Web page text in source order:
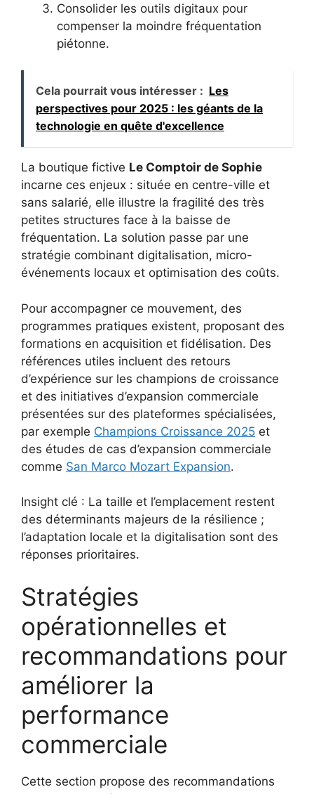
Consolider les outils digitaux pour
compenser la moindre fréquentation
piétonne.
Cela pourrait vous intéresser : Les
perspectives pour 2025 : les géants de la
technologie en quête d'excellence
La boutique fictive Le Comptoir de Sophie
incarne ces enjeux : située en centre-ville et
sans salarié, elle illustre la fragilité des très
petites structures face à la baisse de
fréquentation. La solution passe par une
stratégie combinant digitalisation, micro-
événements locaux et optimisation des coûts.
Pour accompagner ce mouvement, des
programmes pratiques existent, proposant des
formations en acquisition et fidélisation. Des
références utiles incluent des retours
d’expérience sur les champions de croissance
et des initiatives d’expansion commerciale
présentées sur des plateformes spécialisées,
par exemple Champions Croissance 2025 et
des études de cas d’expansion commerciale
comme San Marco Mozart Expansion.
Insight clé : La taille et l’emplacement restent
des déterminants majeurs de la résilience ;
l’adaptation locale et la digitalisation sont des
réponses prioritaires.
Stratégies
opérationnelles et
recommandations pour
améliorer la
performance
commerciale
Cette section propose des recommandations